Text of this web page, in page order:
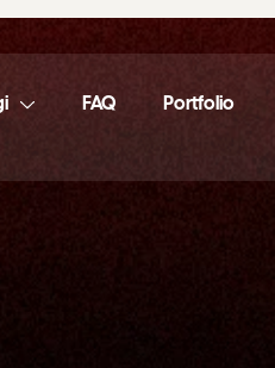
FAQ Portfolio